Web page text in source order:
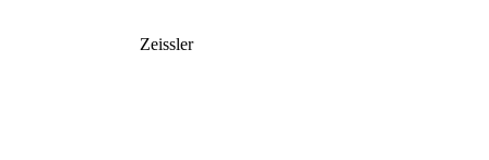
Zeissler